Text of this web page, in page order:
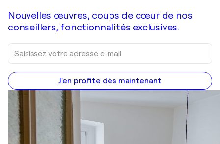
Nouvelles œuvres, coups de cœur de nos
conseillers, fonctionnalités exclusives.
J'en profite dès maintenant